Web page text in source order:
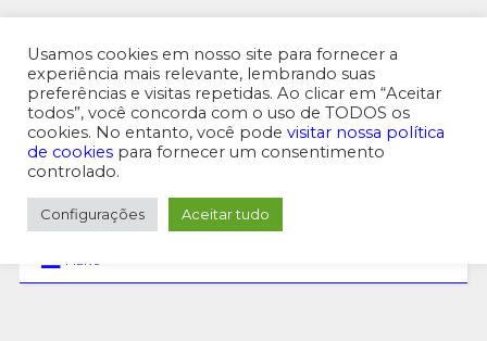
MENU
Usamos cookies em nosso site para fornecer a
experiência mais relevante, lembrando suas
preferências e visitas repetidas. Ao clicar em “Aceitar
todos”, você concorda com o uso de TODOS os
cookies. No entanto, você pode visitar nossa política
de cookies para fornecer um consentimento
controlado.
Configurações Aceitar tudo